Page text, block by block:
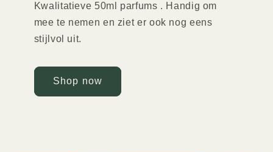
Kwalitatieve 50ml parfums . Handig om
mee te nemen en ziet er ook nog eens
stijlvol uit.
Shop now